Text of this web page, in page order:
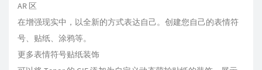
AR 区
在增强现实中，以全新的方式表达自己。创建您自己的表情符
号、贴纸、涂鸦等。
更多表情符号贴纸装饰